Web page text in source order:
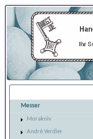
Messer
Morakniv
André Verdier